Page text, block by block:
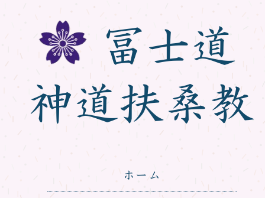
冨士道
神道扶桑教
ホーム